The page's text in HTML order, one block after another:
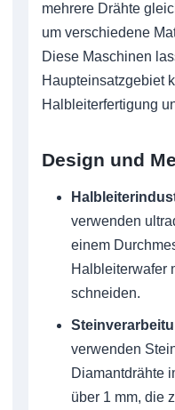
mehrere Drähte
um verschiedene
Diese Maschinen
Haupteinsatzgebiet
Halbleiterfertigung
Design und
verwenden
einem
Halbleiterwafer
schneiden.
verwenden
Diamantdrähte
über 1 mm, die